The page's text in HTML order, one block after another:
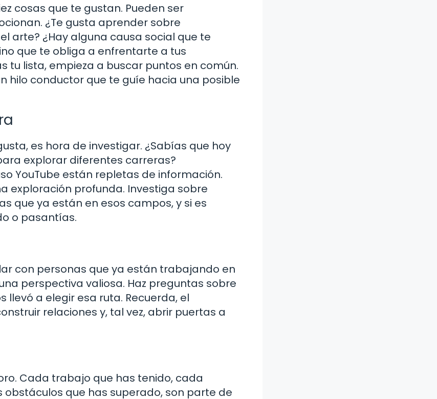
cosas que te gustan. Pueden ser
¿Te gusta aprender sobre
arte? ¿Hay alguna causa social que te
que te obliga a enfrentarte a tus
tu lista, empieza a buscar puntos en común.
hilo conductor que te guíe hacia una posible
es hora de investigar. ¿Sabías que hoy
explorar diferentes carreras?
YouTube están repletas de información.
exploración profunda. Investiga sobre
que ya están en esos campos, y si es
o pasantías.
con personas que ya están trabajando en
perspectiva valiosa. Haz preguntas sobre
a elegir esa ruta. Recuerda, el
relaciones y, tal vez, abrir puertas a
Cada trabajo que has tenido, cada
que has superado, son parte de